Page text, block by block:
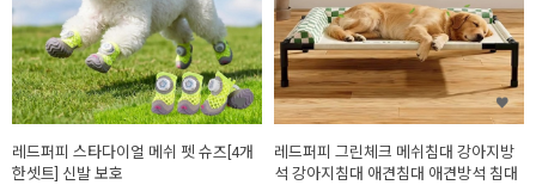
레드퍼피 스타다이얼 메쉬 펫 슈즈[4개
한셋트] 신발 보호
레드퍼피 그린체크 메쉬침대 강아지방
석 강아지침대 애견침대 애견방석 침대